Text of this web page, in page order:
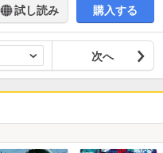
試し読み 購入する
次へ